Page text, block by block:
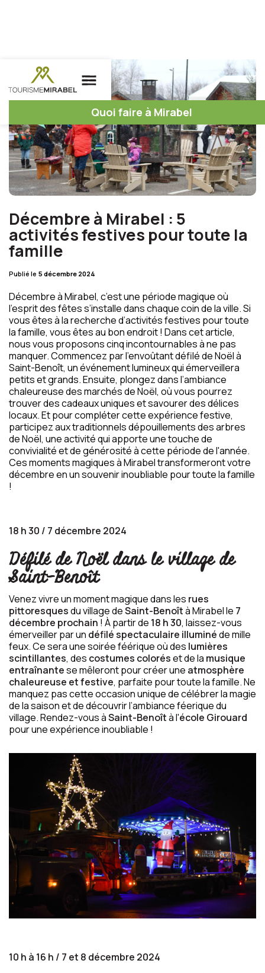
Quoi faire à Mirabel
Décembre à Mirabel : 5
activités festives pour toute la
famille
Publié le 5 décembre 2024
Décembre à Mirabel, c’est une période magique où
l’esprit des fêtes s’installe dans chaque coin de la ville. Si
vous êtes à la recherche d’activités festives pour toute
la famille, vous êtes au bon endroit ! Dans cet article,
nous vous proposons cinq incontournables à ne pas
manquer. Commencez par l'envoûtant défilé de Noël à
Saint-Benoît, un événement lumineux qui émerveillera
petits et grands. Ensuite, plongez dans l’ambiance
chaleureuse des marchés de Noël, où vous pourrez
trouver des cadeaux uniques et savourer des délices
locaux. Et pour compléter cette expérience festive,
participez aux traditionnels dépouillements des arbres
de Noël, une activité qui apporte une touche de
convivialité et de générosité à cette période de l'année.
Ces moments magiques à Mirabel transformeront votre
décembre en un souvenir inoubliable pour toute la famille
!
18 h 30 / 7 décembre 2024
Défilé de Noël dans le village de
Saint-Benoît
Venez vivre un moment magique dans les rues
pittoresquesdu village deSaint-Benoîtà Mirabel le 7
décembre prochain ! À partir de 18 h 30, laissez-vous
émerveiller par un défilé spectaculaire illuminéde mille
feux. Ce sera une soirée féérique où des lumières
scintillantes, des costumes coloréset de la musique
entraînantese mêleront pour créer une atmosphère
chaleureuse et festive, parfaite pour toute la famille. Ne
manquez pas cette occasion unique de célébrer la magie
de la saison et de découvrir l’ambiance féerique du
village. Rendez-vous àSaint-Benoîtà l'école Girouard
pour une expérience inoubliable !
10 h à 16 h / 7 et 8 décembre 2024